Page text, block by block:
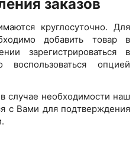
заказов
круглосуточно. Для
добавить товар в
зарегистрироваться в
опцией
случае необходимости наш
с Вами для подтверждения